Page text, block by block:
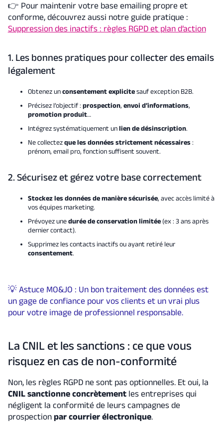
👉 Pour maintenir votre base emailing propre et
conforme, découvrez aussi notre guide pratique :
Suppression des inactifs : règles RGPD et plan d’action
1. Les bonnes pratiques pour collecter des emails
légalement
Obtenez unconsentement explicitesauf exception B2B.
Précisez l’objectif : prospection, envoi d’informations,
promotion produit…
Intégrez systématiquement unlien de désinscription.
Ne collectezque les données strictement nécessaires :
prénom, email pro, fonction suffisent souvent.
2. Sécurisez et gérez votre base correctement
Stockez les données de manière sécurisée, avec accès limité à
vos équipes marketing.
Prévoyez unedurée de conservation limitée(ex : 3 ans après
dernier contact).
Supprimez les contacts inactifs ou ayant retiré leur
consentement.
💡 Astuce MO&JO : Un bon traitement des données est
un gage de confiance pour vos clients et un vrai plus
pour votre image de professionnel responsable.
La CNIL et les sanctions : ce que vous
risquez en cas de non-conformité
Non, les règles RGPD ne sont pas optionnelles. Et oui, la
CNIL sanctionne concrètementles entreprises qui
négligent la conformité de leurs campagnes de
prospection par courrier électronique.